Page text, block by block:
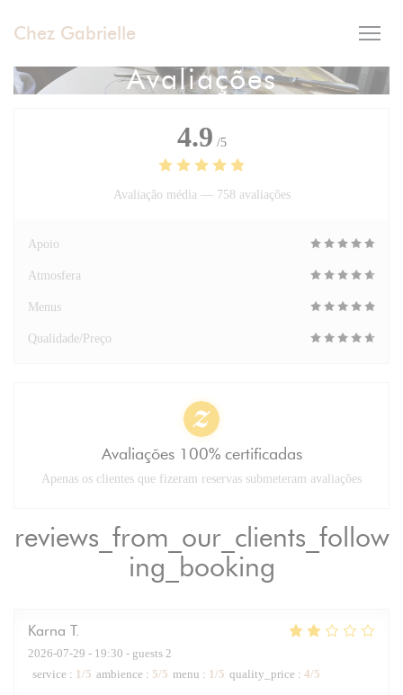
Chez Gabrielle
Avaliações
reviews_from_our_clients_follow
ing_booking
Karna T
2026-07-29 - 19:30 - guests 2
service : 1/5 ambience : 5/5 menu : 1/5 quality_price : 4/5
4.9 /5
Avaliação média — 758 avaliações
Apoio
Atmosfera
Menus
Qualidade/Preço
Avaliações 100% certificadas
Apenas os clientes que fizeram reservas submeteram avaliações